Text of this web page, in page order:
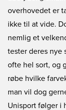
overhovedet er
ikke til at vide.
nemlig et
tester deres nye
ofte hel sort, og
røbe hvilke
man vil dog
Unisport følger i